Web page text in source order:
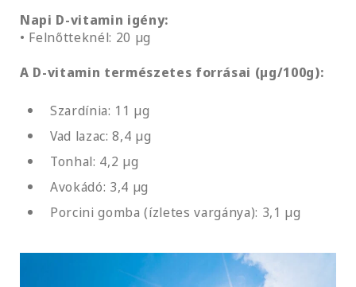
Napi D-vitamin igény:
• Felnőtteknél: 20 µg
A D-vitamin természetes forrásai (µg/100g):
Szardínia: 11 µg
Vad lazac: 8,4 µg
Tonhal: 4,2 µg
Avokádó: 3,4 µg
Porcini gomba (ízletes vargánya): 3,1 µg